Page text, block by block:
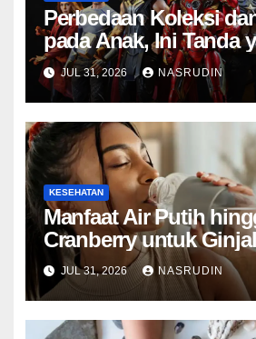
Perbedaan Koleksi
pada Anak, Ini Tanda
Diwaspadai
JUL 31, 2026 NASRUDIN
KESEHATAN
Manfaat Air Putih
Cranberry untuk
Penjelasan Para Ahli
JUL 31, 2026 NASRUDIN